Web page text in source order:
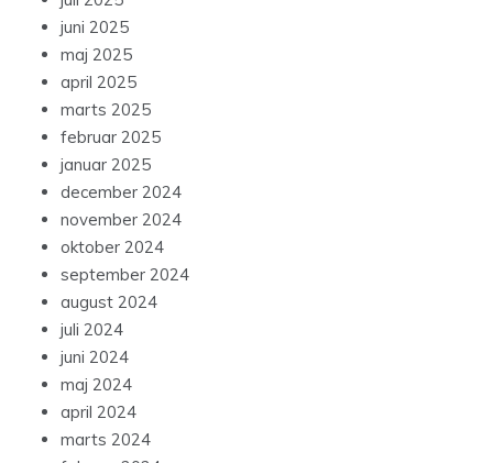
juni 2025
maj 2025
april 2025
marts 2025
februar 2025
januar 2025
december 2024
november 2024
oktober 2024
september 2024
august 2024
juli 2024
juni 2024
maj 2024
april 2024
marts 2024